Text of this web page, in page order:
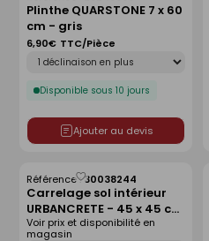
Ajouter au devis
Référence :
Enregistrer
comme
liste